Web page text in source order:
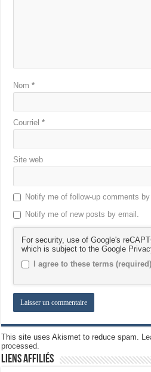
Nom*
Courriel*
Site web
Notify me of follow-up comments by
Notify me of new posts by email.
For security, use of Google's
which is subject to the Google
I agree to these terms
This site uses Akismet to reduce spam.
processed.
Liens Affiliés